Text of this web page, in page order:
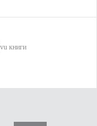
книги